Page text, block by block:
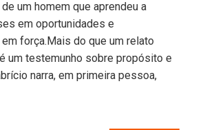
um homem que aprendeu a
em oportunidades e
força.Mais do que um relato
um testemunho sobre propósito e
narra, em primeira pessoa,